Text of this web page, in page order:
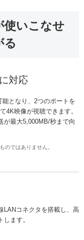
使いこなせ
る
対応
となり、2つのポートを
4K映像が視聴できます。
が最大5,000MB/秒まで向
のではありません。
LANコネクタを搭載し、高
ます。